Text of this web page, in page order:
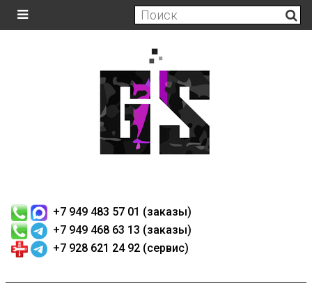
+7 949 483 57 01 (заказы)
+7 949 468 63 13 (заказы)
+7 928 621 24 92 (сервис)